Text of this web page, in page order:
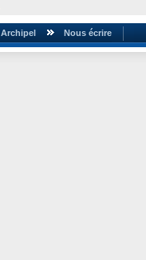
Archipel Nous écrire